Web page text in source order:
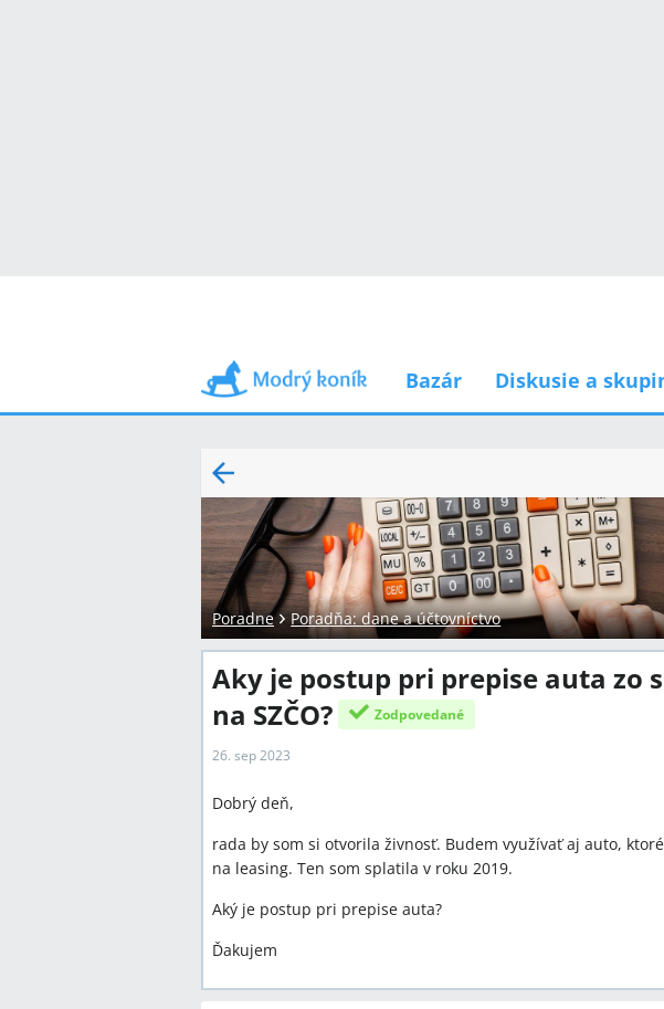
Bazár Diskusie a
Poradne Poradňa: dane a účtovníctvo
Aky je postup pri prepise auta zo
na SZČO?
Zodpovedané
26. sep 2023
Dobrý deň,
rada by som si otvorila živnosť. Budem využívať aj auto,
na leasing. Ten som splatila v roku 2019.
Aký je postup pri prepise auta?
Ďakujem